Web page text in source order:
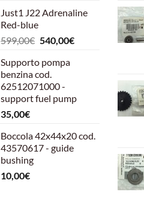
Just1 J22 Adrenaline
Red-blue
599,00€ Il
originale
era:
599,00€.
540,00€Il
Supporto pompa
benzina cod.
62512071000 -
support fuel pump
35,00€
Boccola 42x44x20 cod.
43570617 - guide
bushing
10,00€